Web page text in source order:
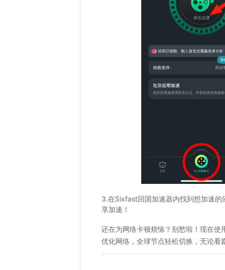
3.在Sixfast回国加速器内找到想加速
享加速！
还在为网络卡顿烦恼？别愁啦！现在使
优化网络，全球节点轻松切换，无论